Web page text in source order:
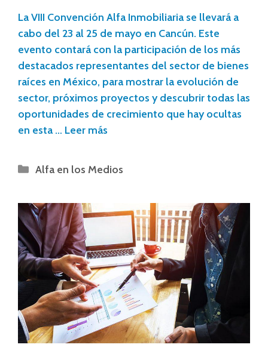
La VIII Convención Alfa Inmobiliaria se llevará a
cabo del 23 al 25 de mayo en Cancún. Este
evento contará con la participación de los más
destacados representantes del sector de bienes
raíces en México, para mostrar la evolución de
sector, próximos proyectos y descubrir todas las
oportunidades de crecimiento que hay ocultas
en esta … Leer más
Alfa en los Medios